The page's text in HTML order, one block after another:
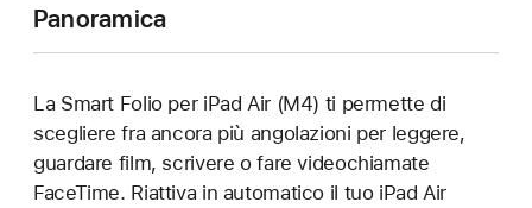
Panoramica
La Smart Folio per iPad Air (M4) ti permette di
scegliere fra ancora più angolazioni per leggere,
guardare film, scrivere o fare videochiamate
FaceTime. Riattiva in automatico il tuo iPad Air